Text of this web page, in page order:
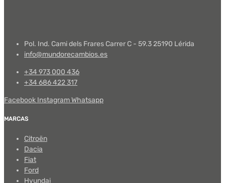
Pol. Ind. Cami dels Frares Carrer C - 59.3 25190 Lérida
info@mundorecambios.es
+34 973 000 436
+34 686 422 317
Facebook InstagramWhatsapp
MARCAS
Citroën
Dacia
Fiat
Ford
Hyundai